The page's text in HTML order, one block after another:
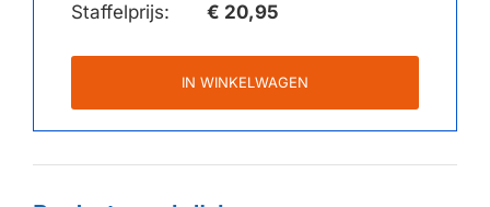
Staffelprijs: € 20,95
IN WINKELWAGEN